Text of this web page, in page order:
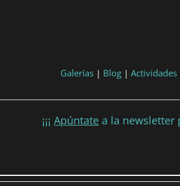
Galerías | Blog |Actividades
¡¡¡Apúntate a la newsletter